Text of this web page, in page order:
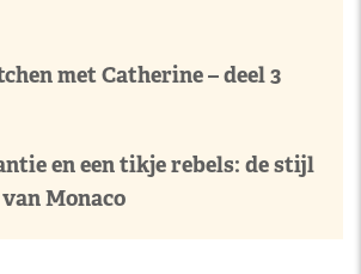
met Catherine – deel 3
en een tikje rebels: de stijl
Monaco